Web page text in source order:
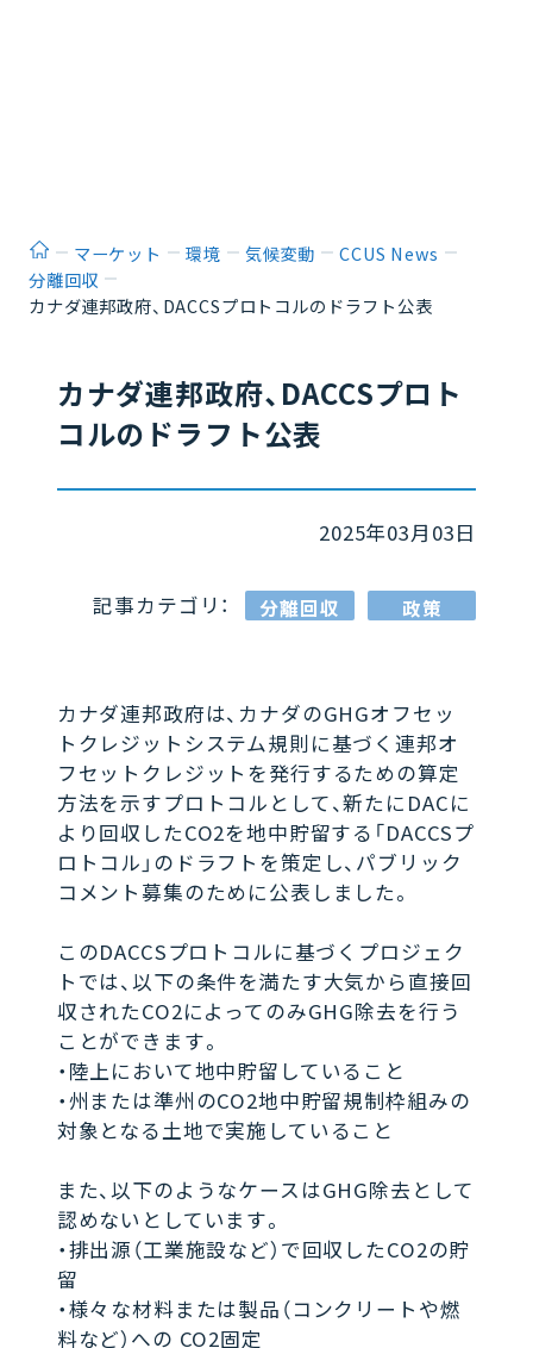
ホームマーケット 環境 気候変動
CCUS News
分離回収
カナダ連邦政府、DACCSプロトコルのドラフト公表
カナダ連邦政府、DACCSプロト
コルのドラフト公表
2025年03月03日
記事カテゴリ： 分離回収 政策
カナダ連邦政府は、カナダのGHGオフセッ
トクレジットシステム規則に基づく連邦オ
フセットクレジットを発行するための算定
方法を示すプロトコルとして、新たにDACに
より回収したCO2を地中貯留する「DACCSプ
ロトコル」のドラフトを策定し、パブリック
コメント募集のために公表しました。
このDACCSプロトコルに基づくプロジェク
トでは、以下の条件を満たす大気から直接回
収されたCO2によってのみGHG除去を行う
ことができます。
・陸上において地中貯留していること
・州または準州のCO2地中貯留規制枠組みの
対象となる土地で実施していること
また、以下のようなケースはGHG除去として
認めないとしています。
・排出源（工業施設など）で回収したCO2の貯
留
・様々な材料または製品（コンクリートや燃
料など）への CO2固定